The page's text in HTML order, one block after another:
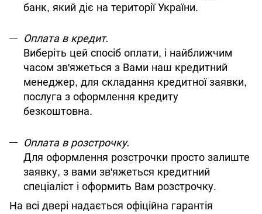
банк, який діє на території України.
Оплата в кредит.
Виберіть цей спосіб оплати, і найближчим
часом зв'яжеться з Вами наш кредитний
менеджер, для складання кредитної заявки,
послуга з оформлення кредиту
безкоштовна.
Оплата в розстрочку.
Для оформлення розстрочки просто залиште
заявку, з вами зв'яжеться кредитний
спеціаліст і оформить Вам розстрочку.
На всі двері надається офіційна гарантія